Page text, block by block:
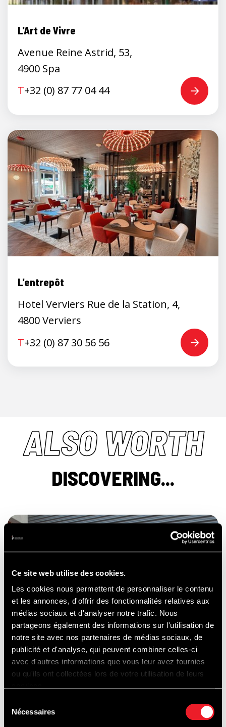
Ce site web utilise des cookies.
Les cookies nous permettent de personnaliser le contenu
et les annonces, d'offrir des fonctionnalités relatives aux
médias sociaux et d'analyser notre trafic. Nous
partageons également des informations sur l'utilisation de
notre site avec nos partenaires de médias sociaux, de
publicité et d'analyse, qui peuvent combiner celles-ci
avec d'autres informations que vous leur avez fournies
ou qu'ils ont collectées lors de votre utilisation de leurs
Nécessaires
L'Art de Vivre
Avenue Reine Astrid, 53,
4900 Spa
T+32 (0) 87 77 04 44
L'entrepôt
Hotel Verviers Rue de la Station, 4,
4800 Verviers
T+32 (0) 87 30 56 56
ALSO WORTH
DISCOVERING...
TRACK